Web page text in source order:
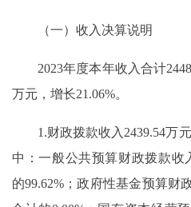
（一）收入决算说明
2023年度本年收入合计
万元，增长21.06%。
1.财政拨款收入2439.54万元
中：一般公共预算财政拨款收
的99.62%；政府性基金预算财